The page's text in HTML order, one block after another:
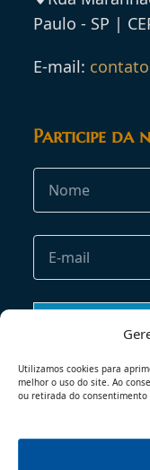
Utilizamos cookies para
melhor o uso do site. Ao
ou retirada do
Paulo - SP |
E-mail:
Participe da